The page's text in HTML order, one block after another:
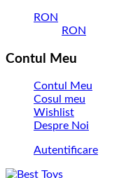
RON
RON
Contul Meu
Contul Meu
Cosul meu
Wishlist
Despre Noi
Autentificare